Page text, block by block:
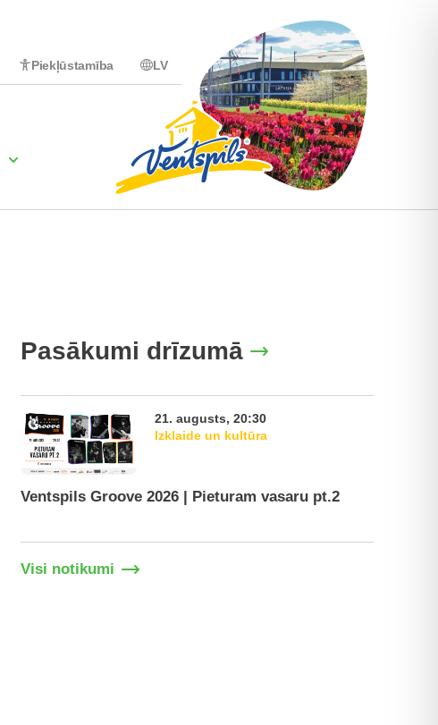
Piekļūstamība LV
Pasākumi drīzumā
21. augusts, 20:30
Izklaide un kultūra
Ventspils Groove 2026 | Pieturam vasaru pt.2
Visi notikumi